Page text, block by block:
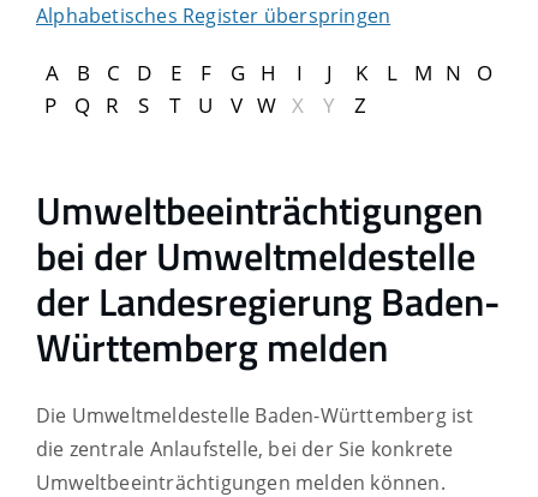
Alphabetisches Register überspringen
A B C D E F G H I J K L M N
O
P
Q R S T U V W X Y Z
Umweltbeeinträchtigungen
bei der Umweltmeldestelle
der Landesregierung Baden-
Württemberg melden
Die Umweltmeldestelle Baden-Württemberg ist
die zentrale Anlaufstelle, bei der Sie konkrete
Umweltbeeinträchtigungen melden können.